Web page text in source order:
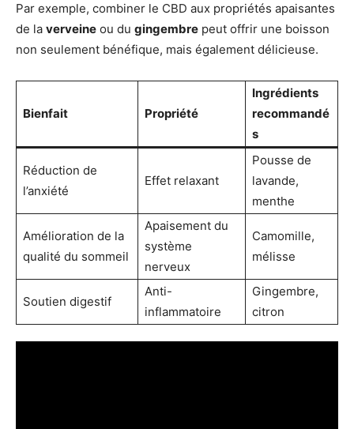
Par exemple, combiner le CBD aux propriétés apaisantes
de la verveine ou du gingembre peut offrir une boisson
non seulement bénéfique, mais également délicieuse.
Bienfait Propriété
Ingrédients
recommandé
s
Réduction de
l’anxiété
Effet relaxant
Pousse de
lavande,
menthe
Amélioration de la
qualité du sommeil
Apaisement du
système
nerveux
Camomille,
mélisse
Soutien digestif
Anti-
inflammatoire
Gingembre,
citron